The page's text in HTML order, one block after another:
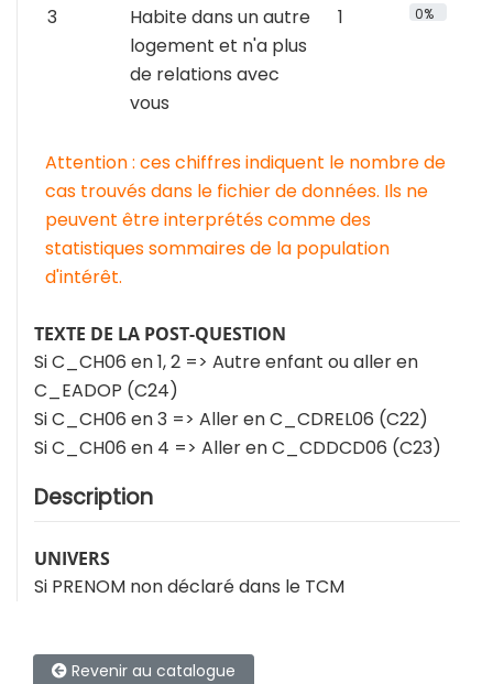
3
Habite dans un autre
logement et n'a plus
de relations avec
vous
1 0%
Attention : ces chiffres indiquent le nombre de
cas trouvés dans le fichier de données. Ils ne
peuvent être interprétés comme des
statistiques sommaires de la population
d'intérêt.
TEXTE DE LA POST-QUESTION
Si C_CH06 en 1, 2 => Autre enfant ou aller en
C_EADOP (C24)
Si C_CH06 en 3 => Aller en C_CDREL06 (C22)
Si C_CH06 en 4 => Aller en C_CDDCD06 (C23)
Description
UNIVERS
Si PRENOM non déclaré dans le TCM
Revenir au catalogue